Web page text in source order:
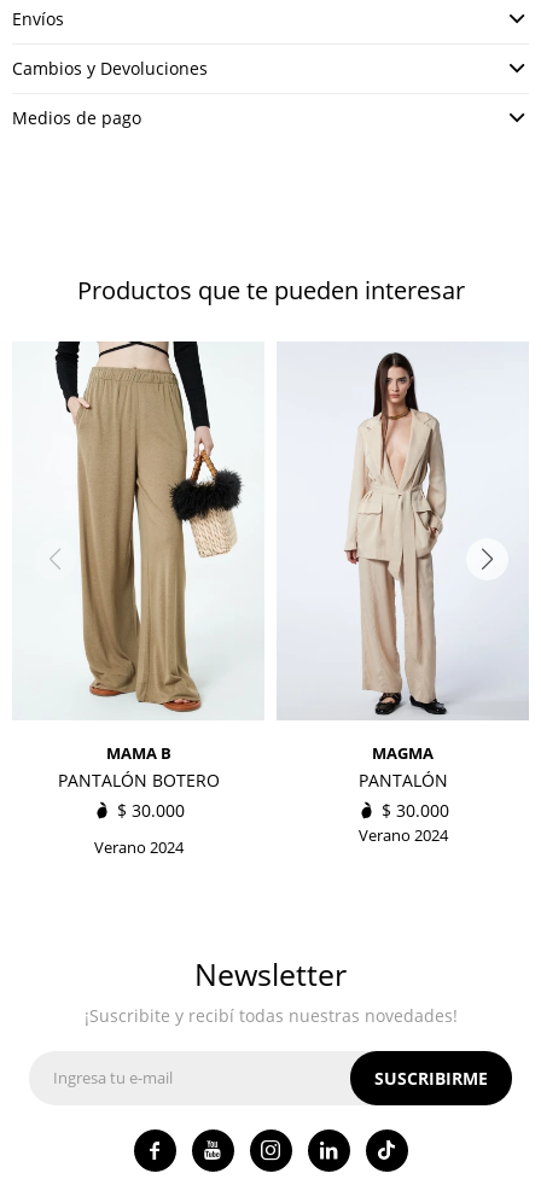
Envíos
Cambios y Devoluciones
Medios de pago
Productos que te pueden interesar
MAMA B
PANTALÓN BOTERO
$ 30.000
Verano 2024
MAGMA
PANTALÓN
$ 30.000
Verano 2024
Newsletter
¡Suscribite y recibí todas nuestras novedades!
SUSCRIBIRME
   